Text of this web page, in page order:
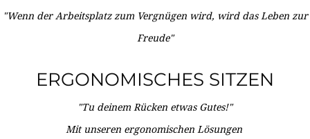
"Wenn der Arbeitsplatz zum Vergnügen wird, wird das Leben zur
Freude"
ERGONOMISCHES SITZEN
"Tu deinem Rücken etwas Gutes!"
Mit unseren ergonomischen Lösungen